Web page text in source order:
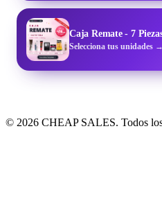
Caja Remate - 7
Selecciona tus unidades →
© 2026 CHEAP SALES. Todos los